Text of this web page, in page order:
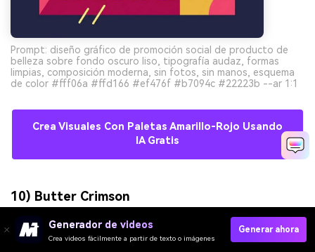
Prompt: diseño gráfico de promoción social de producto de
belleza sobre fondo oscuro liso, tipografía audaz, formas
limpias, composición moderna, sin fotos, sin manos, esquema
de color #fff06a #ffd166 #ef476f #b7094c #22223b --ar 1:1
Crea Visuales Con Paletas Amarillo-Rojo Usando
IA Gratis
10) Butter Crimson
Generador de videos
Crea videos fácilmente a partir de texto o imágenes
Generar ahora